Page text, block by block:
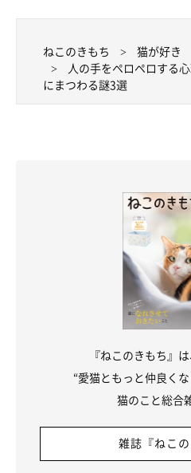
ねこのきもち 猫が好き
人の手をペロペロする
にまつわる謎3選
『ねこのきもち』
“愛猫ともっと仲良く
猫のこと総合
雑誌『ねこの